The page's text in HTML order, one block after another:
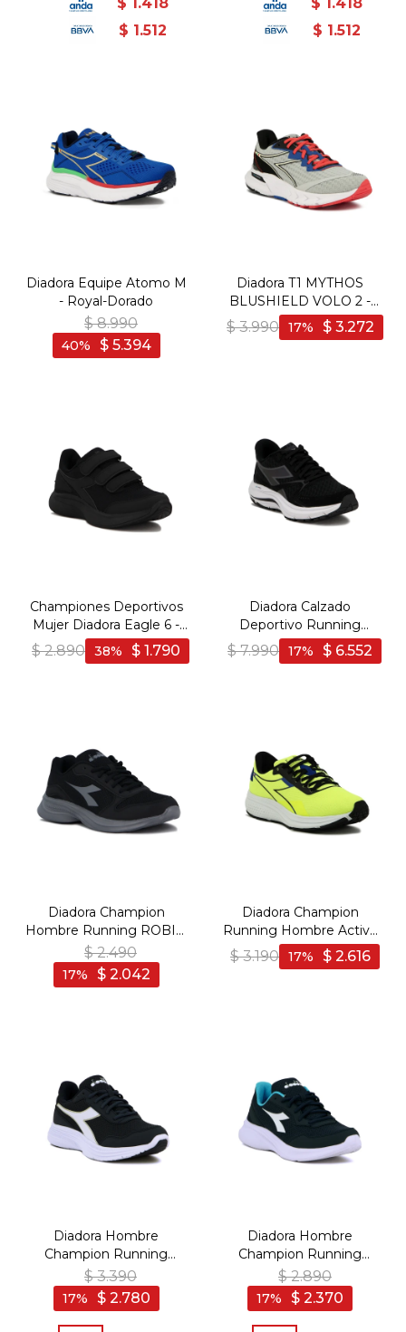
$ 1.512
$ 1.512
Diadora Equipe Atomo M
- Royal-Dorado
$ 8.990
$ 5.394
40
Diadora T1 MYTHOS
BLUSHIELD VOLO 2 -
Plata-Negro
$ 3.990 $ 3.272
17
Championes Deportivos
Mujer Diadora Eagle 6 -
Negro-Negro
$ 2.890 $ 1.790
38
Diadora Calzado
Deportivo Running
MYTHOS BLUSHIELD 8
VORTICE HIP - Man -
$ 7.990 $ 6.552
17
Diadora Champion
Hombre Running ROBIN
4 - Negro-Gris Oscuro
$ 2.490
$ 2.042
17
Diadora Champion
Running Hombre Active
PASSO 2 - Amarillo Fluo-
Negro
$ 3.190 $ 2.616
17
Diadora Hombre
Champion Running
EAGLE 8 - Marino-Blanco
$ 3.390
$ 2.780
17
Diadora Hombre
Champion Running
ROBIN 6 - Marino-Blanco
$ 2.890
$ 2.370
17